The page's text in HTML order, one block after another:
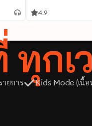
4.9
ทุกเ
ยการ Kids Mode (เนื้